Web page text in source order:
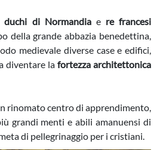
duchi di Normandiae re francesi
della grande abbazia benedettina,
medievale diverse case e edifici,
diventare la fortezza architettonica
rinomato centro di apprendimento,
grandi menti e abili amanuensi di
di pellegrinaggio per i cristiani.